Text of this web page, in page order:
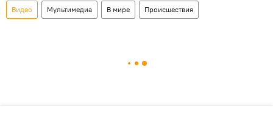
Видео Мультимедиа В мире Происшествия